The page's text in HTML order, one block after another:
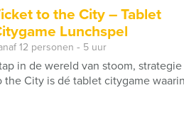
to the City – Tablet
Lunchspel
12 personen ‐ 5 uur
in de wereld van stoom,
the City is dé tablet citygame